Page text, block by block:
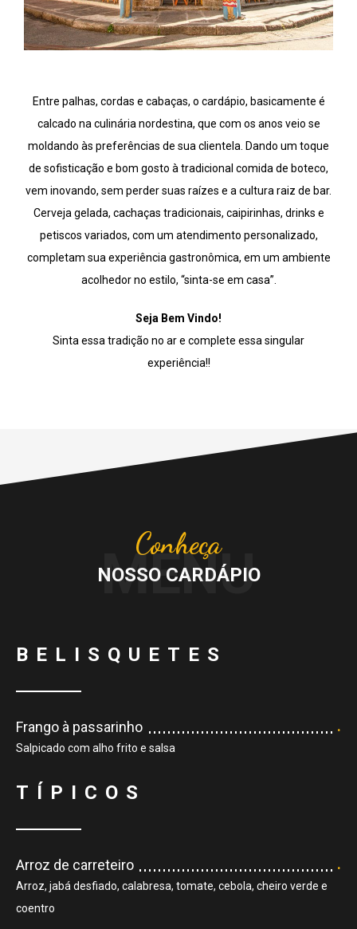
Entre palhas, cordas e cabaças, o cardápio, basicamente é
calcado na culinária nordestina, que com os anos veio se
moldando às preferências de sua clientela. Dando um toque
de sofisticação e bom gosto à tradicional comida de boteco,
vem inovando, sem perder suas raízes e a cultura raiz de bar.
Cerveja gelada, cachaças tradicionais, caipirinhas, drinks e
petiscos variados, com um atendimento personalizado,
completam sua experiência gastronômica, em um ambiente
acolhedor no estilo, “sinta-se em casa”.
Seja Bem Vindo!
Sinta essa tradição no ar e complete essa singular
experiência!!
Conheça
NOSSO CARDÁPIO
MENU
BELISQUETES
Frango à passarinho .
Salpicado com alho frito e salsa
TÍPICOS
Arroz de carreteiro .
Arroz, jabá desfiado, calabresa, tomate, cebola, cheiro verde e
coentro